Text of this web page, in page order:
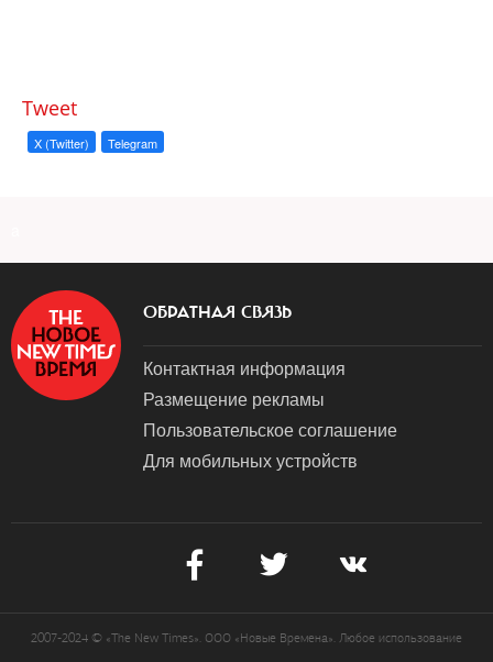
Tweet
X (Twitter) Telegram
ОБРАТНАЯ СВЯЗЬ
Контактная информация
Размещение рекламы
Пользовательское соглашение
Для мобильных устройств
2007-2024 © «The New Times». ООО «Новые Времена». Любое использование